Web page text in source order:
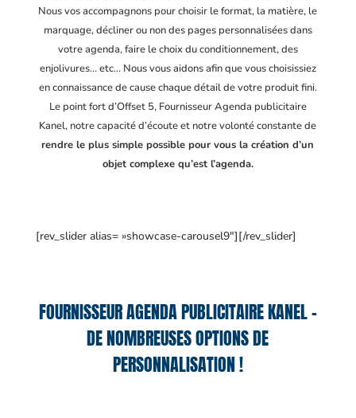
Nous vos accompagnons pour choisir le format, la matière, le
marquage, décliner ou non des pages personnalisées dans
votre agenda, faire le choix du conditionnement, des
enjolivures… etc… Nous vous aidons afin que vous choisissiez
en connaissance de cause chaque détail de votre produit fini.
Le point fort d’Offset 5, Fournisseur Agenda publicitaire
Kanel, notre capacité d’écoute et notre volonté constante de
rendre le plus simple possible pour vous la création d’un
objet complexe qu’est l’agenda.
[rev_slider alias= »showcase-carousel9″][/rev_slider]
FOURNISSEUR AGENDA PUBLICITAIRE KANEL –
DE NOMBREUSES OPTIONS DE
PERSONNALISATION !